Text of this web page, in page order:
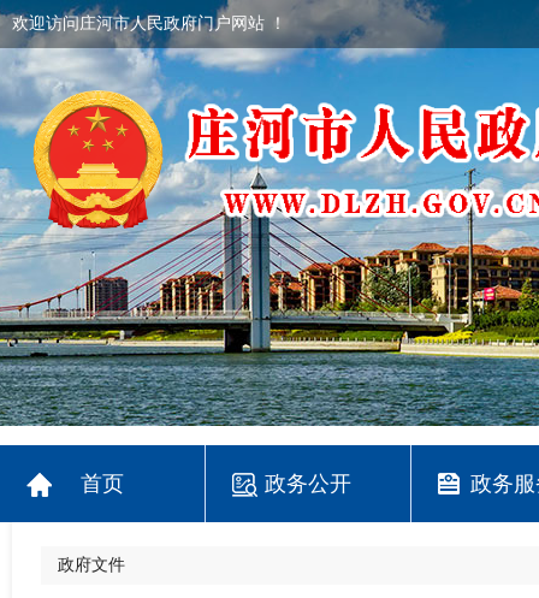
欢迎访问庄河市人民政府门户网站 ！
首页 政务公开 政务
政府文件